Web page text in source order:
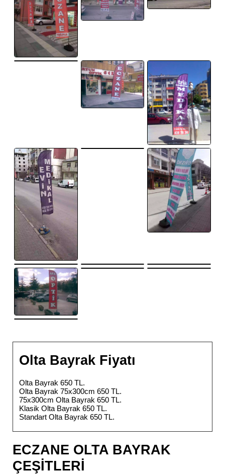
Olta Bayrak Fiyatı
Olta Bayrak 650 TL.
Olta Bayrak 75x300cm 650 TL.
75x300cm Olta Bayrak 650 TL.
Klasik Olta Bayrak 650 TL.
Standart Olta Bayrak 650 TL.
ECZANE OLTA BAYRAK
ÇEŞİTLERİ